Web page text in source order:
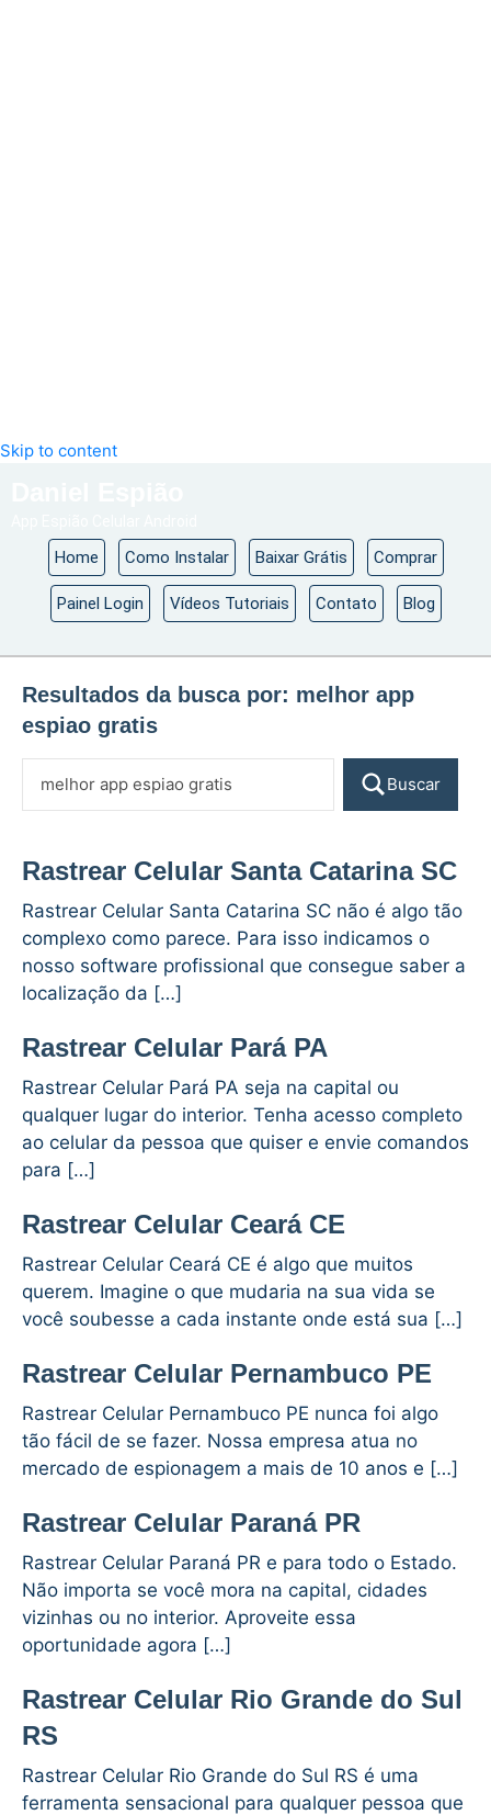
Skip to content
Home Como Instalar Baixar Grátis Comprar
Painel Login Vídeos Tutoriais Contato Blog
Resultados da busca por: melhor app
espiao gratis
Buscar
Rastrear Celular Santa Catarina SC
Rastrear Celular Santa Catarina SC não é algo tão
complexo como parece. Para isso indicamos o
nosso software profissional que consegue saber a
localização da […]
Rastrear Celular Pará PA
Rastrear Celular Pará PA seja na capital ou
qualquer lugar do interior. Tenha acesso completo
ao celular da pessoa que quiser e envie comandos
para […]
Rastrear Celular Ceará CE
Rastrear Celular Ceará CE é algo que muitos
querem. Imagine o que mudaria na sua vida se
você soubesse a cada instante onde está sua […]
Rastrear Celular Pernambuco PE
Rastrear Celular Pernambuco PE nunca foi algo
tão fácil de se fazer. Nossa empresa atua no
mercado de espionagem a mais de 10 anos e […]
Rastrear Celular Paraná PR
Rastrear Celular Paraná PR e para todo o Estado.
Não importa se você mora na capital, cidades
vizinhas ou no interior. Aproveite essa
oportunidade agora […]
Rastrear Celular Rio Grande do Sul
RS
Rastrear Celular Rio Grande do Sul RS é uma
ferramenta sensacional para qualquer pessoa que